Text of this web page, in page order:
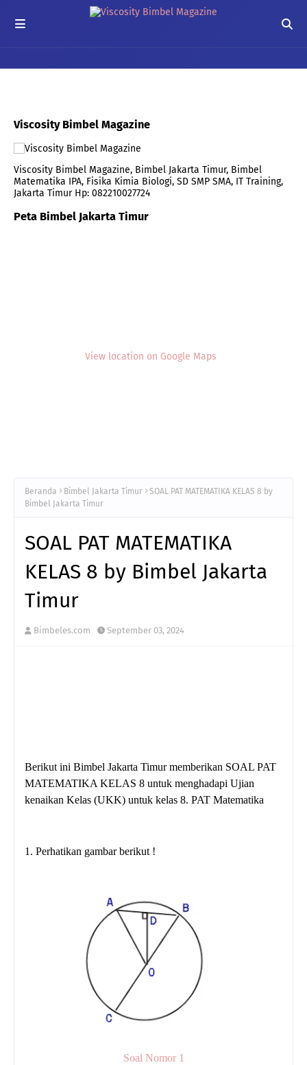
Viscosity Bimbel Magazine
Viscosity Bimbel Magazine, Bimbel Jakarta Timur, Bimbel
Matematika IPA, Fisika Kimia Biologi, SD SMP SMA, IT Training,
Jakarta Timur Hp: 082210027724
Peta Bimbel Jakarta Timur
View location on Google Maps
Beranda Bimbel Jakarta Timur
SOAL PAT MATEMATIKA KELAS 8 by
Bimbel Jakarta Timur
SOAL PAT MATEMATIKA
KELAS 8 by Bimbel Jakarta
Timur
Bimbeles.com September 03, 2024
Berikut ini Bimbel Jakarta Timur memberikan SOAL PAT
MATEMATIKA KELAS 8 untuk menghadapi Ujian
kenaikan Kelas (UKK) untuk kelas 8. PAT Matematika
1. Perhatikan gambar berikut !
Soal Nomor 1